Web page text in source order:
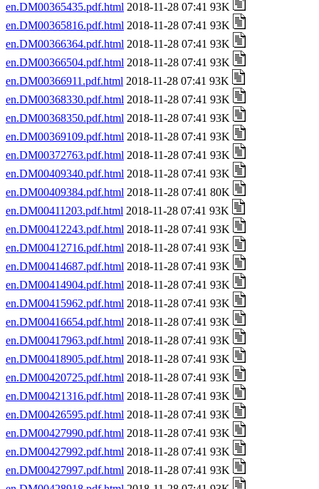
en.DM00365435.pdf.html 2018-11-28 07:41 93K
en.DM00365816.pdf.html 2018-11-28 07:41 93K
en.DM00366364.pdf.html 2018-11-28 07:41 93K
en.DM00366504.pdf.html 2018-11-28 07:41 93K
en.DM00366911.pdf.html 2018-11-28 07:41 93K
en.DM00368330.pdf.html 2018-11-28 07:41 93K
en.DM00368350.pdf.html 2018-11-28 07:41 93K
en.DM00369109.pdf.html 2018-11-28 07:41 93K
en.DM00372763.pdf.html 2018-11-28 07:41 93K
en.DM00409340.pdf.html 2018-11-28 07:41 93K
en.DM00409384.pdf.html 2018-11-28 07:41 80K
en.DM00411203.pdf.html 2018-11-28 07:41 93K
en.DM00412243.pdf.html 2018-11-28 07:41 93K
en.DM00412716.pdf.html 2018-11-28 07:41 93K
en.DM00414687.pdf.html 2018-11-28 07:41 93K
en.DM00414904.pdf.html 2018-11-28 07:41 93K
en.DM00415962.pdf.html 2018-11-28 07:41 93K
en.DM00416654.pdf.html 2018-11-28 07:41 93K
en.DM00417963.pdf.html 2018-11-28 07:41 93K
en.DM00418905.pdf.html 2018-11-28 07:41 93K
en.DM00420725.pdf.html 2018-11-28 07:41 93K
en.DM00421316.pdf.html 2018-11-28 07:41 93K
en.DM00426595.pdf.html 2018-11-28 07:41 93K
en.DM00427990.pdf.html 2018-11-28 07:41 93K
en.DM00427992.pdf.html 2018-11-28 07:41 93K
en.DM00427997.pdf.html 2018-11-28 07:41 93K